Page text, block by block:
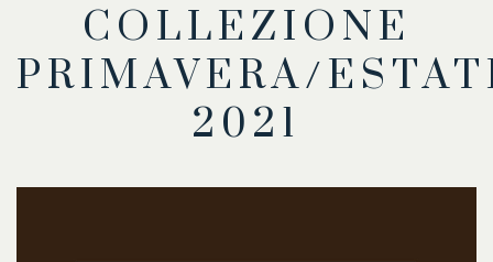
COLLEZIONE
PRIMAVERA/
2021